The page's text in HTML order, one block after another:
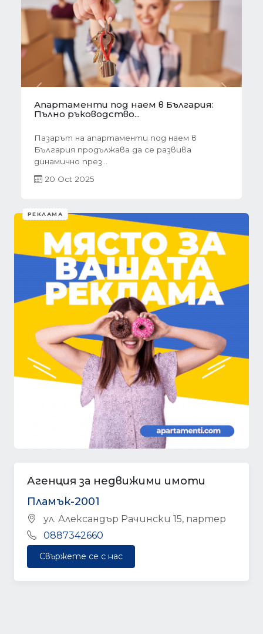
Готови завеси за хол на една ръка
разстояние
Скъпи дами, нека си признаем, че понякога
най-голямото предизвикателство в
обзавеждането...
01 Oct 2025
РЕКЛАМА
Агенция за недвижими имоти
Пламък-2001
ул. Александър Рачински 15, партер
0887342660
Свържете се с нас